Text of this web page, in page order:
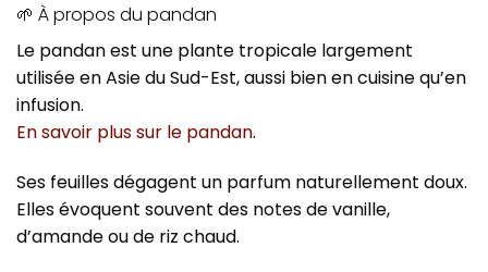
🌱 À propos du pandan
Le pandan est une plante tropicale largement
utilisée en Asie du Sud-Est, aussi bien en cuisine qu’en
infusion.
En savoir plus sur le pandan.
Ses feuilles dégagent un parfum naturellement doux.
Elles évoquent souvent des notes de vanille,
d’amande ou de riz chaud.